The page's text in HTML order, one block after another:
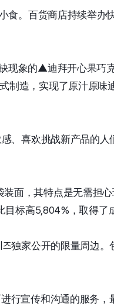
。百货商店持续举办
现象的▲迪拜开心果
造，实现了原汁原味
、喜欢挑战新产品的
面，其特点是无需担
标高5,804%，取得了
独家公开的限量周边
行宣传和沟通的服务